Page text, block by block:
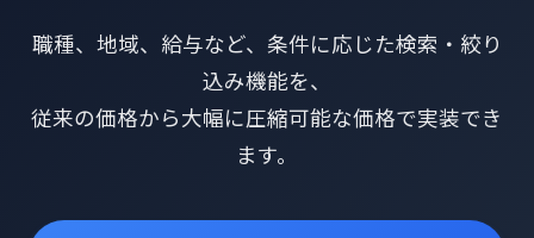
職種、地域、給与など、条件に応じた検索・絞り
込み機能を、
従来の価格から大幅に圧縮可能な価格で実装でき
ます。